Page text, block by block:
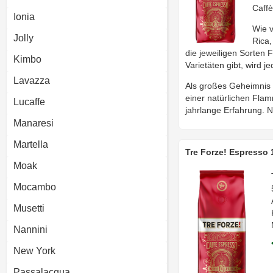
Ionia
Jolly
Kimbo
Lavazza
Lucaffe
Manaresi
Martella
Moak
Mocambo
Musetti
Nannini
New York
Wie
die jeweiligen Sorten
Varietäten gibt, wird
Als großes
einer natürlichen
jahrlange Erfahrung.
Tre Forze! Espresso